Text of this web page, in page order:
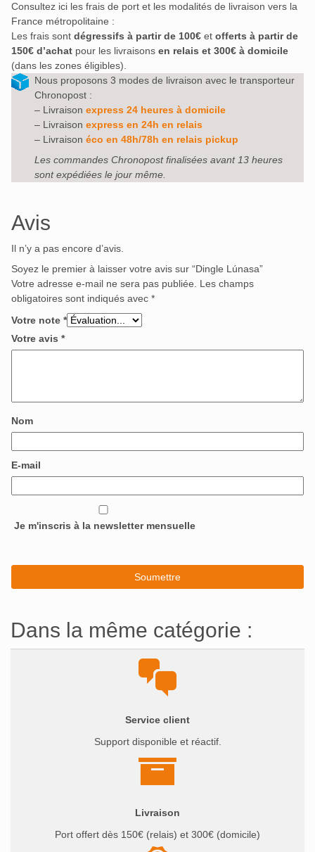
Consultez ici les frais de port et les modalités de livraison vers la
France métropolitaine :
Les frais sont dégressifs à partir de 100€ et offerts à partir de
150€ d’achat pour les livraisons en relais et 300€ à domicile
(dans les zones éligibles).
Nous proposons 3 modes de livraison avec le transporteur
Chronopost :
– Livraison express 24 heures à domicile
– Livraison express en 24h en relais
– Livraison éco en 48h/78h en relais pickup
Les commandes Chronopost finalisées avant 13 heures
sont expédiées le jour même.
Avis
Il n’y a pas encore d’avis.
Soyez le premier à laisser votre avis sur “Dingle Lúnasa”
Votre adresse e-mail ne sera pas publiée.
Les champs
obligatoires sont indiqués avec *
Votre note *
Votre avis *
Nom
E-mail
Je m'inscris à la newsletter mensuelle
Dans la même catégorie :
Service client
Support disponible et réactif.
Livraison
Port offert dès 150€ (relais) et 300€ (domicile)